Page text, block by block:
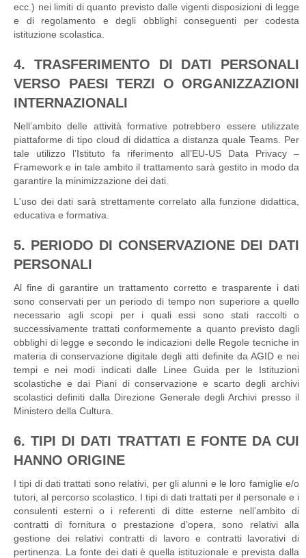
ecc.) nei limiti di quanto previsto dalle vigenti disposizioni di legge
e di regolamento e degli obblighi conseguenti per codesta
istituzione scolastica.
4. TRASFERIMENTO DI DATI PERSONALI
VERSO PAESI TERZI O ORGANIZZAZIONI
INTERNAZIONALI
Nell’ambito delle attività formative potrebbero essere utilizzate
piattaforme di tipo cloud di didattica a distanza quale Teams. Per
tale utilizzo l’Istituto fa riferimento all’EU-US Data Privacy –
Framework e in tale ambito il trattamento sarà gestito in modo da
garantire la minimizzazione dei dati.
L'uso dei dati sarà strettamente correlato alla funzione didattica,
educativa e formativa.
5. PERIODO DI CONSERVAZIONE DEI DATI
PERSONALI
Al fine di garantire un trattamento corretto e trasparente i dati
sono conservati per un periodo di tempo non superiore a quello
necessario agli scopi per i quali essi sono stati raccolti o
successivamente trattati conformemente a quanto previsto dagli
obblighi di legge e secondo le indicazioni delle Regole tecniche in
materia di conservazione digitale degli atti definite da AGID e nei
tempi e nei modi indicati dalle Linee Guida per le Istituzioni
scolastiche e dai Piani di conservazione e scarto degli archivi
scolastici definiti dalla Direzione Generale degli Archivi presso il
Ministero della Cultura.
6. TIPI DI DATI TRATTATI E FONTE DA CUI
HANNO ORIGINE
I tipi di dati trattati sono relativi, per gli alunni e le loro famiglie e/o
tutori, al percorso scolastico. I tipi di dati trattati per il personale e i
consulenti esterni o i referenti di ditte esterne nell’ambito di
contratti di fornitura o prestazione d’opera, sono relativi alla
gestione dei relativi contratti di lavoro e contratti lavorativi di
pertinenza. La fonte dei dati è quella istituzionale e prevista dalla